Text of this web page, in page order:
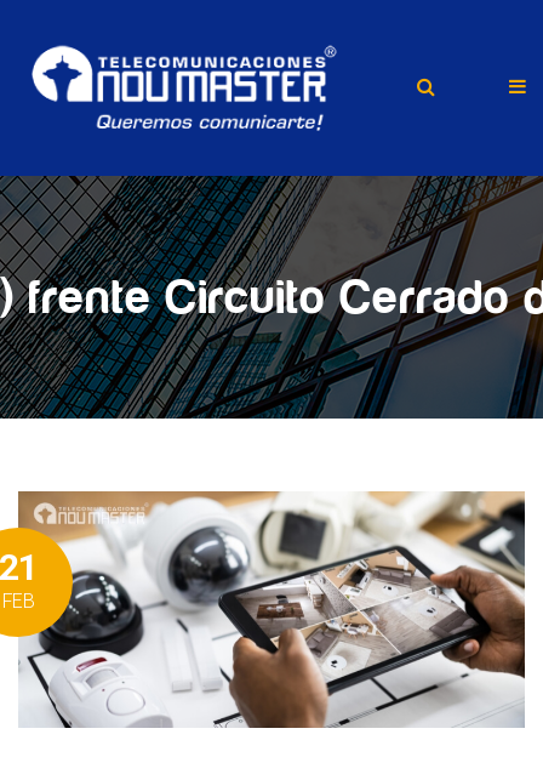
frente Circuito Cerrado
FEB